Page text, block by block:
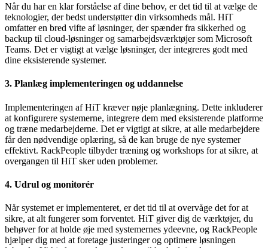
Når du har en klar forståelse af dine behov, er det tid til at vælge de
teknologier, der bedst understøtter din virksomheds mål. HiT
omfatter en bred vifte af løsninger, der spænder fra sikkerhed og
backup til cloud-løsninger og samarbejdsværktøjer som Microsoft
Teams. Det er vigtigt at vælge løsninger, der integreres godt med
dine eksisterende systemer.
3. Planlæg implementeringen og uddannelse
Implementeringen af HiT kræver nøje planlægning. Dette inkluderer
at konfigurere systemerne, integrere dem med eksisterende platforme
og træne medarbejderne. Det er vigtigt at sikre, at alle medarbejdere
får den nødvendige oplæring, så de kan bruge de nye systemer
effektivt. RackPeople tilbyder træning og workshops for at sikre, at
overgangen til HiT sker uden problemer.
4. Udrul og monitorér
Når systemet er implementeret, er det tid til at overvåge det for at
sikre, at alt fungerer som forventet. HiT giver dig de værktøjer, du
behøver for at holde øje med systemernes ydeevne, og RackPeople
hjælper dig med at foretage justeringer og optimere løsningen